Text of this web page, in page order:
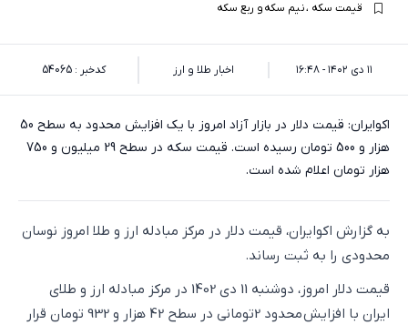
قیمت سکه ، نیم سکه و ربع سکه
۱۱ دی ۱۴۰۲ - ۱۶:۴۸ اخبار طلا و ارز کدخبر : 54065
اکوایران: قیمت دلار در بازار آزاد امروز با یک افزایش محدود به سطح 50
هزار و 500 تومان رسیده است. قیمت سکه در سطح 29 میلیون و 750
هزار تومان اعلام شده است.
به گزارش اکوایران، قیمت دلار در مرکز مبادله ارز و طلا امروز نوسان
محدودی را به ثبت رساند.
قیمت دلار امروز، دو‌شنبه 11 دی 1402 در مرکز مبادله ارز و طلای
ایران با افزایش محدود 2تومانی در سطح 42 هزار و 932 تومان قرار